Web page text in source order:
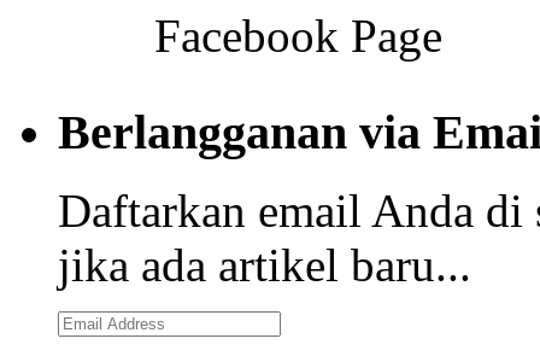
Facebook Page
Berlangganan via
Daftarkan email Anda
jika ada artikel baru...
Email
Address